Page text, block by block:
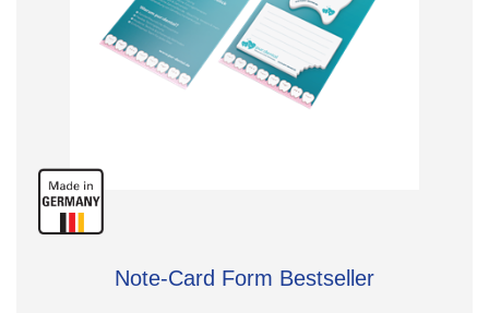
Note-Card Form Bestseller